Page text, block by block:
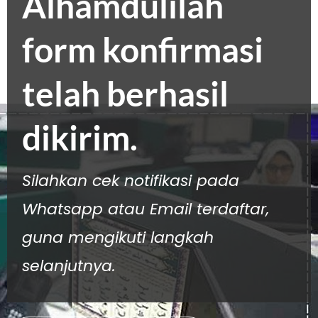
form konfirmasi
telah berhasil
dikirim.
Silahkan cek notifikasi pada
Whatsapp atau Email terdaftar,
guna mengikuti langkah
selanjutnya.